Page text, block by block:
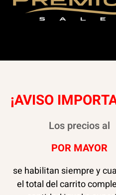
¡AVISO
Los precios al
POR MAYOR
se habilitan siempre y
el total del carrito